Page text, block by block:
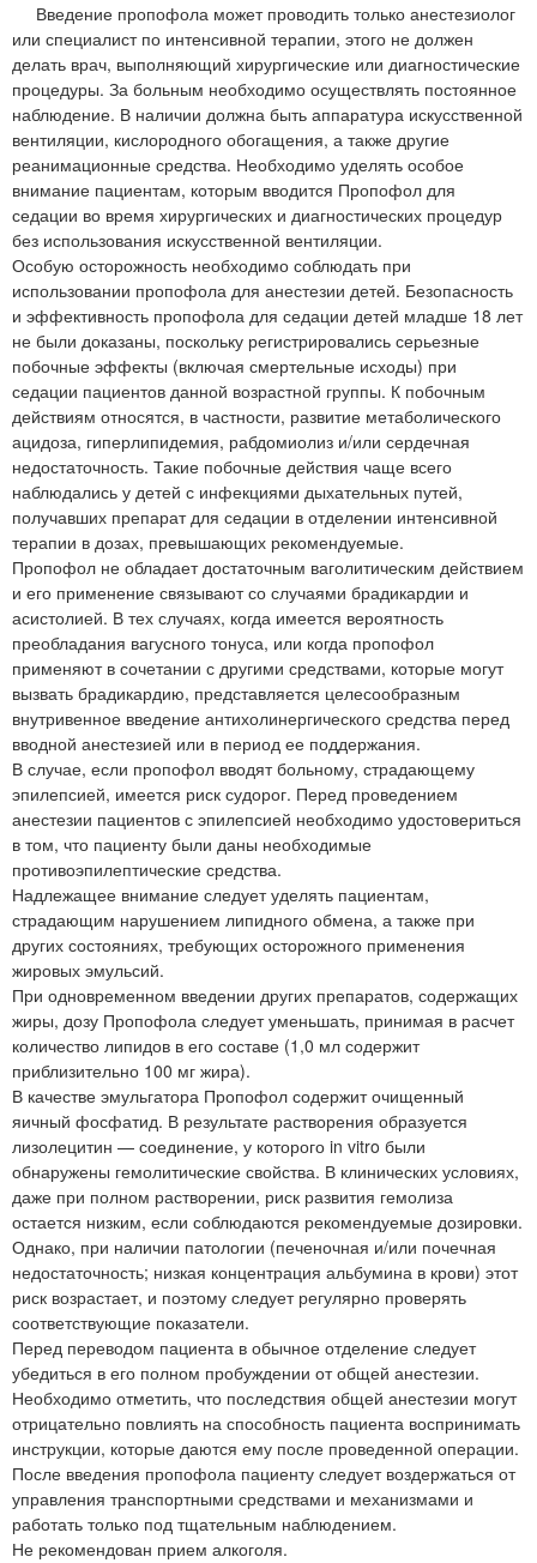
Введение пропофола может проводить только анестезиолог
или специалист по интенсивной терапии, этого не должен
делать врач, выполняющий хирургические или диагностические
процедуры. За больным необходимо осуществлять постоянное
наблюдение. В наличии должна быть аппаратура искусственной
вентиляции, кислородного обогащения, а также другие
реанимационные средства. Необходимо уделять особое
внимание пациентам, которым вводится Пропофол для
седации во время хирургических и диагностических процедур
без использования искусственной вентиляции.
Особую осторожность необходимо соблюдать при
использовании пропофола для анестезии детей. Безопасность
и эффективность пропофола для седации детей младше 18 лет
не были доказаны, поскольку регистрировались серьезные
побочные эффекты (включая смертельные исходы) при
седации пациентов данной возрастной группы. К побочным
действиям относятся, в частности, развитие метаболического
ацидоза, гиперлипидемия, рабдомиолиз и/или сердечная
недостаточность. Такие побочные действия чаще всего
наблюдались у детей с инфекциями дыхательных путей,
получавших препарат для седации в отделении интенсивной
терапии в дозах, превышающих рекомендуемые.
Пропофол не обладает достаточным ваголитическим действием
и его применение связывают со случаями брадикардии и
асистолией. В тех случаях, когда имеется вероятность
преобладания вагусного тонуса, или когда пропофол
применяют в сочетании с другими средствами, которые могут
вызвать брадикардию, представляется целесообразным
внутривенное введение антихолинергического средства перед
вводной анестезией или в период ее поддержания.
В случае, если пропофол вводят больному, страдающему
эпилепсией, имеется риск судорог. Перед проведением
анестезии пациентов с эпилепсией необходимо удостовериться
в том, что пациенту были даны необходимые
противоэпилептические средства.
Надлежащее внимание следует уделять пациентам,
страдающим нарушением липидного обмена, а также при
других состояниях, требующих осторожного применения
жировых эмульсий.
При одновременном введении других препаратов, содержащих
жиры, дозу Пропофола следует уменьшать, принимая в расчет
количество липидов в его составе (1,0 мл содержит
приблизительно 100 мг жира).
В качестве эмульгатора Пропофол содержит очищенный
яичный фосфатид. В результате растворения образуется
лизолецитин — соединение, у которого in vitro были
обнаружены гемолитические свойства. В клинических условиях,
даже при полном растворении, риск развития гемолиза
остается низким, если соблюдаются рекомендуемые дозировки.
Однако, при наличии патологии (печеночная и/или почечная
недостаточность; низкая концентрация альбумина в крови) этот
риск возрастает, и поэтому следует регулярно проверять
соответствующие показатели.
Перед переводом пациента в обычное отделение следует
убедиться в его полном пробуждении от общей анестезии.
Необходимо отметить, что последствия общей анестезии могут
отрицательно повлиять на способность пациента воспринимать
инструкции, которые даются ему после проведенной операции.
После введения пропофола пациенту следует воздержаться от
управления транспортными средствами и механизмами и
работать только под тщательным наблюдением.
Не рекомендован прием алкоголя.